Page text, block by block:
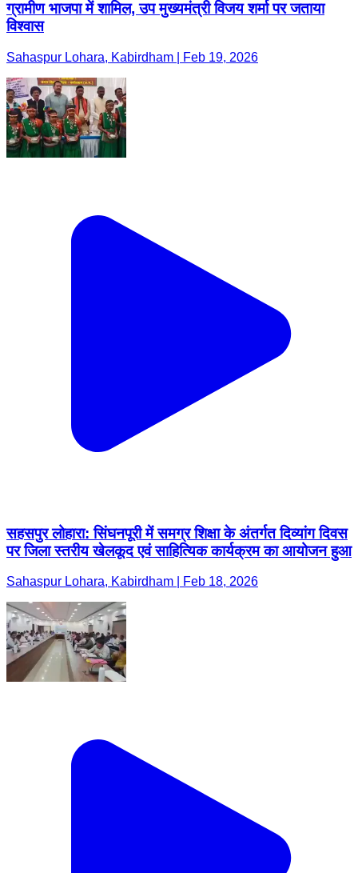
ग्रामीण भाजपा में शामिल, उप मुख्यमंत्री विजय शर्मा पर जताया
विश्वास
Sahaspur Lohara, Kabirdham | Feb 19, 2026
सहसपुर लोहारा: सिंघनपूरी में समग्र शिक्षा के अंतर्गत दिव्यांग दिवस
पर जिला स्तरीय खेलकूद एवं साहित्यिक कार्यक्रम का आयोजन हुआ
Sahaspur Lohara, Kabirdham | Feb 18, 2026